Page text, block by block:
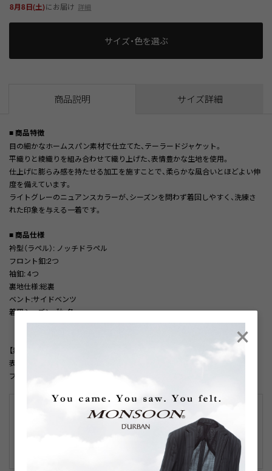
8月8日(土)にお届け 詳細
サイズ・色を選ぶ
商品説明 サイズ詳細
■ 商品特徴
目の細かなホームスパン素材で仕立てた、テーラードジャケット。
平織りと綾織りを組み合わせて織り上げた、表情豊かな生地を使用。
仕上げに膨らみ感を持たせる加工を施すことで、柔らかな風合いとほどよい伸
度を備えています。
ライトグレーのニュアンスカラーが、シーズンを問わず着回しやすく、洗練さ
れた印象を与える一着です。
■ 商品仕様
衿型（ラペル）: ノッチドラペル
フロント釦:2つ
袖釦: 4つ
裏地仕様:総裏
ベント:サイドベンツ
着用シーズン: 秋・冬
【素材】
表地:毛100%、胴裏:キュプラ（ベンベルグ）55%、ポリエステル45%、袖裏:キュ
プラ（ベンベルグ）100%
こちらはアウトレット品です。
主にはシーズン落ちの新品になりますが、中には細かな傷やシワ、若干の
色落ち等がある場合がございます（訳あり品を除く）。
×